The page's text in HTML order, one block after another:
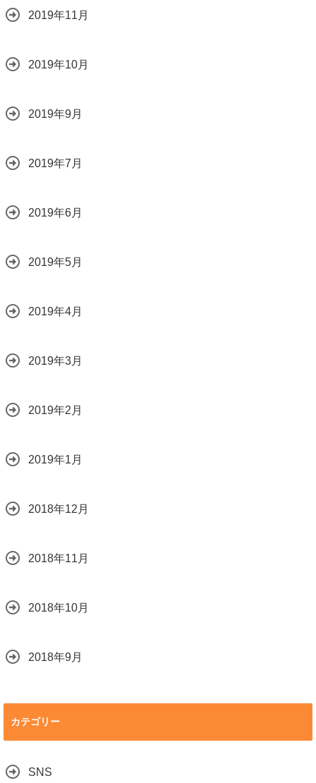
2019年11月
2019年10月
2019年9月
2019年7月
2019年6月
2019年5月
2019年4月
2019年3月
2019年2月
2019年1月
2018年12月
2018年11月
2018年10月
2018年9月
カテゴリー
SNS